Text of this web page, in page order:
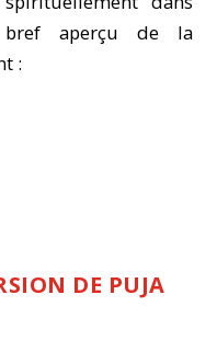
aperçu de la
:
DE PUJA